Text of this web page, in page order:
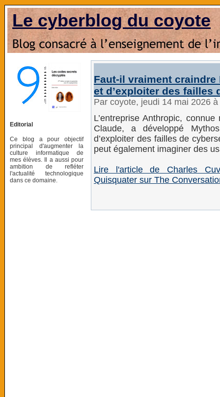
Le cyberblog du coyote
Editorial
Ce blog a pour objectif
principal d'augmenter la
culture informatique de
mes élèves. Il a aussi pour
ambition de refléter
l'actualité technologique
dans ce domaine.
Faut‑il vraiment
et d’exploiter des failles
Par coyote, jeudi 14 mai 2026
L’entreprise Anthropic,
Claude, a développé
d’exploiter des failles de
peut également imaginer des
Lire l'article de Charles
Quisquater sur The